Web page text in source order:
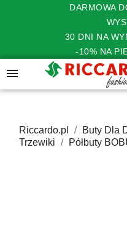
DARMOWA
30 DNI NA
-10% NA

Riccardo.pl Buty Dla
Trzewiki
Półbuty